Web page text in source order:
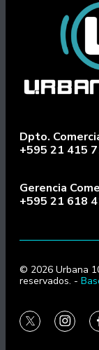
Dpto.
+595 21 415
Gerencia
+595 21 618
© 2026 Urbana
reservados. -
twitter